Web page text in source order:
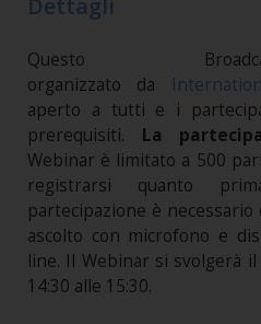
Dettagli
Questo
organizzato da
aperto a tutti e i
prerequisiti. La
Webinar è limitato a 500
registrarsi quanto
partecipazione è
ascolto con microfono e
line. Il Webinar si svolgerà
14:30 alle 15:30.